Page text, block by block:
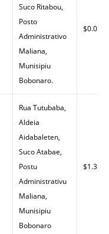
Suco Ritabou,
Posto
Administrativo
Maliana,
Munisipiu
Bobonaro.
$0.00
Rua Tutubaba,
Aldeia
Aidabaleten,
Suco Atabae,
Postu
Administrativu
Maliana,
Munisipiu
Bobonaro
$1.32